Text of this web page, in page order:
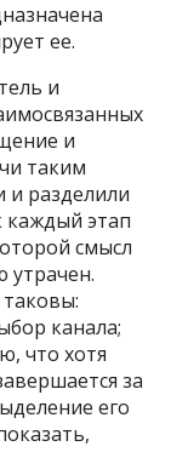
ее.
и
и
таким
и разделили
каждый этап
смысл
утрачен.
канала;
что хотя
за
его